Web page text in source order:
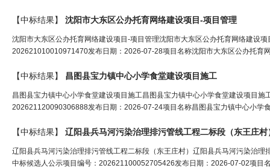
【中标结果】 沈阳市大东区公办托育网络建设项目-项目管理
沈阳市大东区公办托育网络建设项目-项目管理沈阳市大东区公办托育网络建设
202621010010971470发布日期：2026-07-28项目名称沈阳市大东区公办托育
【中标结果】 昌图县宝力镇中心小学食堂建设项目施工
昌图县宝力镇中心小学食堂建设项目施工昌图县宝力镇中心小学食堂建设项目
202621120090306888发布日期：2026-07-24项目名称昌图县宝力镇中心小
【中标结果】 辽阳县兵马河污染治理排污管线工程二标段（东王庄村
辽阳县兵马河污染治理排污管线工程二标段（东王庄村）辽阳县兵马河污染治
中标候选人公示项目编号：202621100052705426发布日期：2026-07-02项目